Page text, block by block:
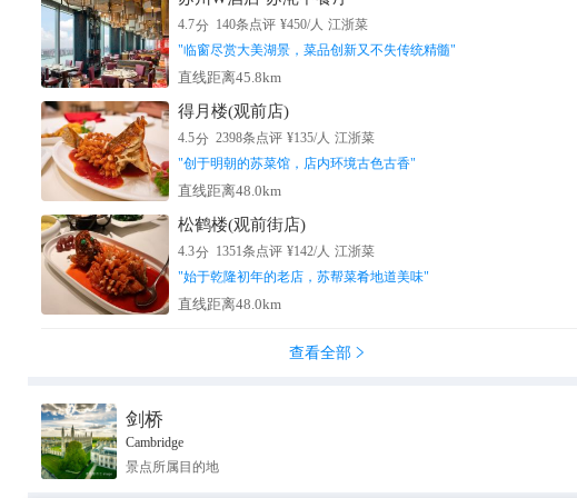
4.7分 140条点评 ¥450/人 江浙菜
"临窗尽赏大美湖景，菜品创新又不失传统精髓"
直线距离45.8km
得月楼(观前店)
4.5分 2398条点评 ¥135/人 江浙菜
"创于明朝的苏菜馆，店内环境古色古香"
直线距离48.0km
松鹤楼(观前街店)
4.3分 1351条点评 ¥142/人 江浙菜
"始于乾隆初年的老店，苏帮菜肴地道美味"
直线距离48.0km
查看全部 
剑桥
Cambridge
景点所属目的地